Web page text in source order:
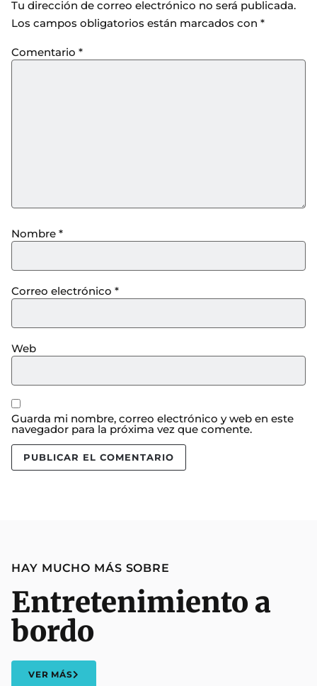
Tu dirección de correo electrónico no será publicada.
Los campos obligatorios están marcados con *
Comentario *
Nombre *
Correo electrónico *
Web
Guarda mi nombre, correo electrónico y web en este
navegador para la próxima vez que comente.
HAY MUCHO MÁS SOBRE
Entretenimiento a
bordo
VER MÁS